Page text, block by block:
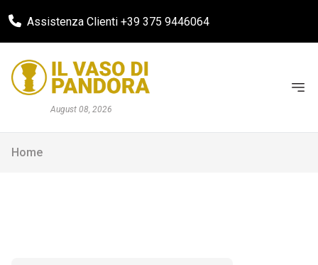
Assistenza Clienti +39 375 9446064
August 08, 2026
Home